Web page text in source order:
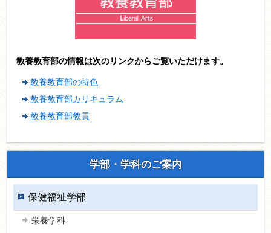
教養教育部の情報は次のリンクからご覧いただけます。
教養教育部の特色
教養教育部カリキュラム
教養教育部教員
学部・学科のご案内
保健福祉学部
栄養学科